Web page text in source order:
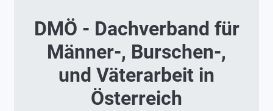
DMÖ - Dachverband für
Männer-, Burschen-,
und Väterarbeit in
Österreich